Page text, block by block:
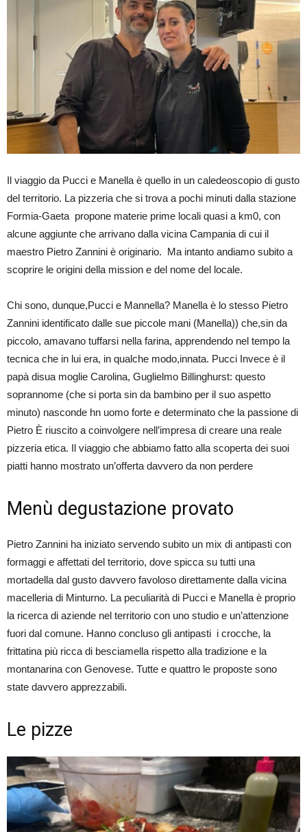
Il viaggio da Pucci e Manella è quello in un caledeoscopio di gusto
del territorio. La pizzeria che si trova a pochi minuti dalla stazione
Formia-Gaeta propone materie prime locali quasi a km0, con
alcune aggiunte che arrivano dalla vicina Campania di cui il
maestro Pietro Zannini è originario. Ma intanto andiamo subito a
scoprire le origini della mission e del nome del locale.
Chi sono, dunque,Pucci e Mannella? Manella è lo stesso Pietro
Zannini identificato dalle sue piccole mani (Manella)) che,sin da
piccolo, amavano tuffarsi nella farina, apprendendo nel tempo la
tecnica che in lui era, in qualche modo,innata. Pucci Invece è il
papà disua moglie Carolina, Guglielmo Billinghurst: questo
soprannome (che si porta sin da bambino per il suo aspetto
minuto) nasconde hn uomo forte e determinato che la passione di
Pietro È riuscito a coinvolgere nell’impresa di creare una reale
pizzeria etica. Il viaggio che abbiamo fatto alla scoperta dei suoi
piatti hanno mostrato un’offerta davvero da non perdere
Menù degustazione provato
Pietro Zannini ha iniziato servendo subito un mix di antipasti con
formaggi e affettati del territorio, dove spicca su tutti una
mortadella dal gusto davvero favoloso direttamente dalla vicina
macelleria di Minturno. La peculiarità di Pucci e Manella è proprio
la ricerca di aziende nel territorio con uno studio e un’attenzione
fuori dal comune. Hanno concluso gli antipasti i crocche, la
frittatina più ricca di besciamella rispetto alla tradizione e la
montanarina con Genovese. Tutte e quattro le proposte sono
state davvero apprezzabili.
Le pizze